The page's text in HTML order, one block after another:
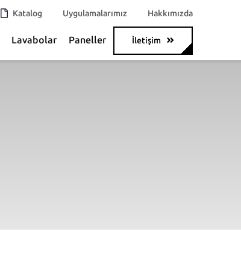
Katalog Uygulamalarımız Hakkımızda
Lavabolar Paneller İletişim